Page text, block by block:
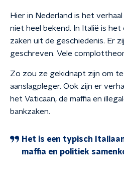
Hier in Nederland is het
niet heel bekend. In Italië is
zaken uit de geschiedenis. Er
geschreven. Vele
Zo zou ze gekidnapt zijn om
aanslagpleger. Ook zijn er
het Vaticaan, de maffia en
bankzaken.
Het is een typisch
maffia en politiek